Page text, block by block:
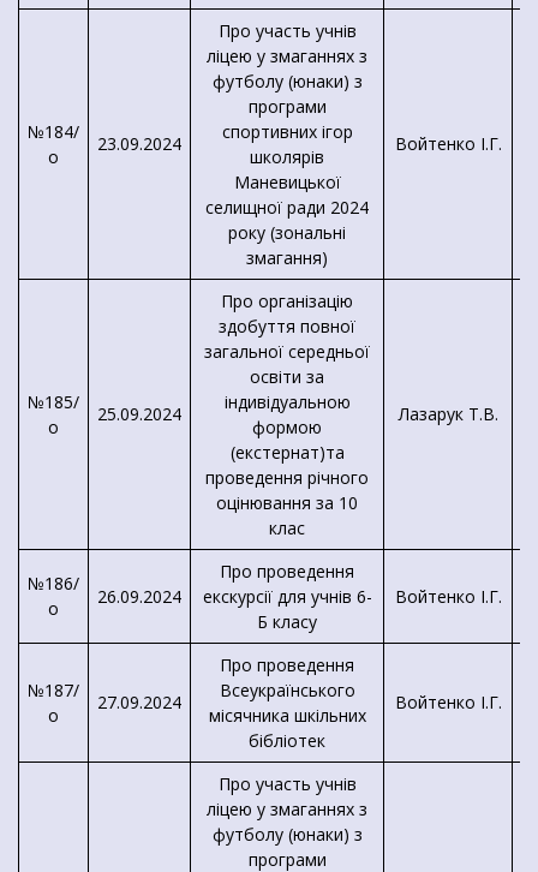
№184/
о
23.09.2024
Про участь учнів
ліцею у змаганнях з
футболу (юнаки) з
програми
спортивних ігор
школярів
Маневицької
селищної ради 2024
року (зональні
змагання)
Войтенко І.Г.
№185/
о
25.09.2024
Про організацію
здобуття повної
загальної середньої
освіти за
індивідуальною
формою
(екстернат)та
проведення річного
оцінювання за 10
клас
Лазарук Т.В.
№186/
о
26.09.2024
Про проведення
екскурсії для учнів 6-
Б класу
Войтенко І.Г.
№187/
о
27.09.2024
Про проведення
Всеукраїнського
місячника шкільних
бібліотек
Войтенко І.Г.
Про участь учнів
ліцею у змаганнях з
футболу (юнаки) з
програми